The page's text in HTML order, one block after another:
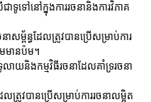
ាទូទៅនៅក្នុងការរចនានិងការវិភាគ
សម្ព័ន្ធដែលត្រូវបានប្រើសម្រាប់ការ
មមានប៉ម។
ាយនិងកម្មវិធីរចនាដែលគាំទ្ររចនា
ត្រូវបានប្រើសម្រាប់ការរចនាលម្អិត